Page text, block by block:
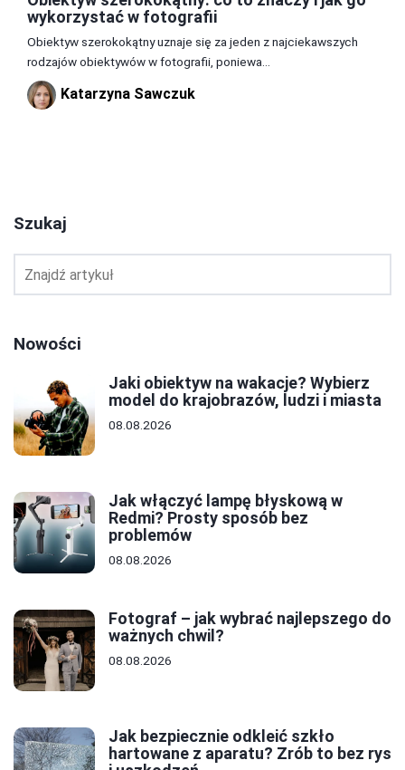
wykorzystać w fotografii
Obiektyw szerokokątny uznaje się za jeden z najciekawszych
rodzajów obiektywów w fotografii, poniewa...
Katarzyna Sawczuk
Szukaj
Nowości
Jaki obiektyw na wakacje? Wybierz
model do krajobrazów, ludzi i miasta
08.08.2026
Jak włączyć lampę błyskową w
Redmi? Prosty sposób bez
problemów
08.08.2026
Fotograf – jak wybrać najlepszego do
ważnych chwil?
08.08.2026
Jak bezpiecznie odkleić szkło
hartowane z aparatu? Zrób to bez rys